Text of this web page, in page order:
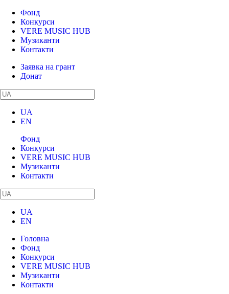
Фонд
Конкурси
VERE MUSIC HUB
Музиканти
Контакти
Заявка на грант
Донат
UA
EN
Фонд
Конкурси
VERE MUSIC HUB
Музиканти
Контакти
UA
EN
Головна
Фонд
Конкурси
VERE MUSIC HUB
Музиканти
Контакти